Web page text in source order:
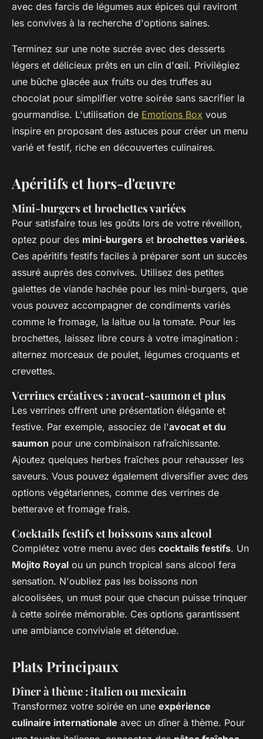
avec des farcis de légumes aux épices qui raviront
les convives à la recherche d'options saines.
Terminez sur une note sucrée avec des desserts
légers et délicieux prêts en un clin d'œil. Privilégiez
une bûche glacée aux fruits ou des truffes au
chocolat pour simplifier votre soirée sans sacrifier la
gourmandise. L'utilisation de Emotions Box vous
inspire en proposant des astuces pour créer un menu
varié et festif, riche en découvertes culinaires.
Apéritifs et hors-d'œuvre
Mini-burgers et brochettes variées
Pour satisfaire tous les goûts lors de votre réveillon,
optez pour des mini-burgers et brochettes variées.
Ces apéritifs festifs faciles à préparer sont un succès
assuré auprès des convives. Utilisez des petites
galettes de viande hachée pour les mini-burgers, que
vous pouvez accompagner de condiments variés
comme le fromage, la laitue ou la tomate. Pour les
brochettes, laissez libre cours à votre imagination :
alternez morceaux de poulet, légumes croquants et
crevettes.
Verrines créatives : avocat-saumon et plus
Les verrines offrent une présentation élégante et
festive. Par exemple, associez de l'avocat et du
saumon pour une combinaison rafraîchissante.
Ajoutez quelques herbes fraîches pour rehausser les
saveurs. Vous pouvez également diversifier avec des
options végétariennes, comme des verrines de
betterave et fromage frais.
Cocktails festifs et boissons sans alcool
Complétez votre menu avec des cocktails festifs. Un
Mojito Royal ou un punch tropical sans alcool fera
sensation. N'oubliez pas les boissons non
alcoolisées, un must pour que chacun puisse trinquer
à cette soirée mémorable. Ces options garantissent
une ambiance conviviale et détendue.
Plats Principaux
Dîner à thème : italien ou mexicain
Transformez votre soirée en une expérience
culinaire internationale avec un dîner à thème. Pour